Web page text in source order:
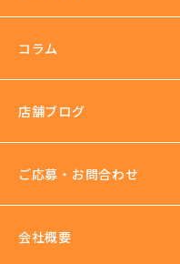
長年の運営実績
完全個室
スタッフ研修
セクハラ根絶
コラム
店舗ブログ
ご応募・お問合わせ
会社概要